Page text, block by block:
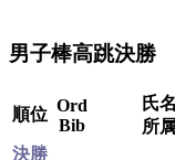
男子棒高跳決勝
順位 Ord
Bib
氏名
所
決勝